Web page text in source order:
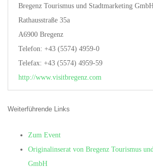
Bregenz Tourismus und Stadtmarketing
Rathausstraße 35a
A6900 Bregenz
Telefon: +43 (5574) 4959-0
Telefax: +43 (5574) 4959-59
http://www.visitbregenz.com
Weiterführende Links
Zum Event
Originalinserat von Bregenz Tourismus
GmbH